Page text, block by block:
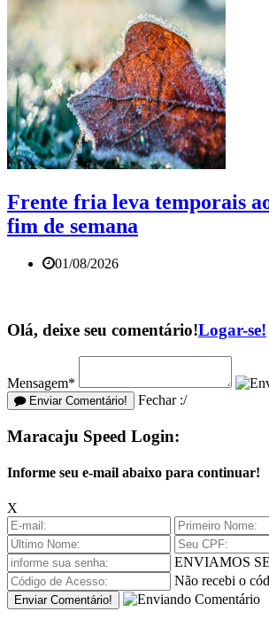
Frente fria leva temporais
fim de semana
01/08/2026
Olá, deixe seu comentário!Logar-se!
Mensagem*
Enviar Comentário! Fechar :/
Maracaju Speed Login:
Informe seu e-mail abaixo para continuar!
X
ENVIAMOS
Não recebi o
Enviar Comentário!